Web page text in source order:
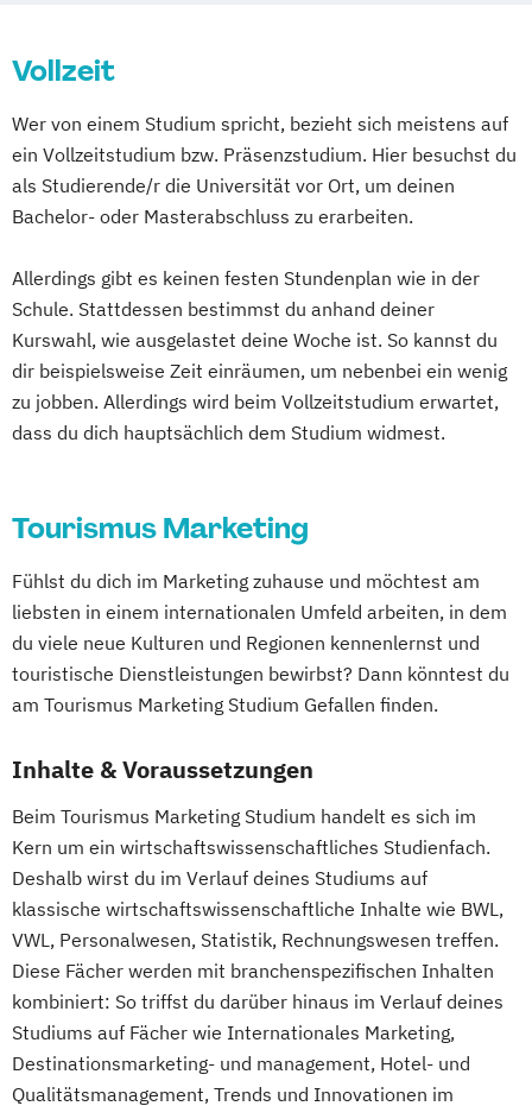
Kommunikationsmanagement und
Mode- Trend- und Markenmanagement
Vollzeit
Wer von einem Studium spricht, bezieht sich meistens auf
ein Vollzeitstudium bzw. Präsenzstudium. Hier besuchst du
als Studierende/r die Universität vor Ort, um deinen
Bachelor- oder Masterabschluss zu erarbeiten.
Allerdings gibt es keinen festen Stundenplan wie in der
Schule. Stattdessen bestimmst du anhand deiner
Kurswahl, wie ausgelastet deine Woche ist. So kannst du
dir beispielsweise Zeit einräumen, um nebenbei ein wenig
zu jobben. Allerdings wird beim Vollzeitstudium erwartet,
dass du dich hauptsächlich dem Studium widmest.
Tourismus Marketing
Fühlst du dich im Marketing zuhause und möchtest am
liebsten in einem internationalen Umfeld arbeiten, in dem
du viele neue Kulturen und Regionen kennenlernst und
touristische Dienstleistungen bewirbst? Dann könntest du
am Tourismus Marketing Studium Gefallen finden.
Inhalte & Voraussetzungen
Beim Tourismus Marketing Studium handelt es sich im
Kern um ein wirtschaftswissenschaftliches Studienfach.
Deshalb wirst du im Verlauf deines Studiums auf
klassische wirtschaftswissenschaftliche Inhalte wie BWL,
VWL, Personalwesen, Statistik, Rechnungswesen treffen.
Diese Fächer werden mit branchenspezifischen Inhalten
kombiniert: So triffst du darüber hinaus im Verlauf deines
Studiums auf Fächer wie Internationales Marketing,
Destinationsmarketing- und management, Hotel- und
Qualitätsmanagement, Trends und Innovationen im